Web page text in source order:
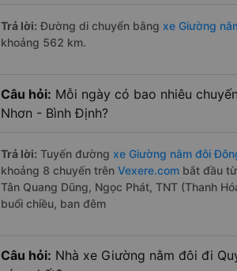
Trả lời: Đường di chuyển bằng xe Giường
khoảng 562 km.
Câu hỏi: Mỗi ngày có bao nhiêu
Nhơn - Bình Định?
Trả lời: Tuyến đường xe Giường nằm đôi
khoảng 8 chuyến trên Vexere.com bắt đầu
Tân Quang Dũng, Ngọc Phát, TNT (Thanh
buổi chiều, ban đêm
Câu hỏi: Nhà xe Giường nằm đôi đi